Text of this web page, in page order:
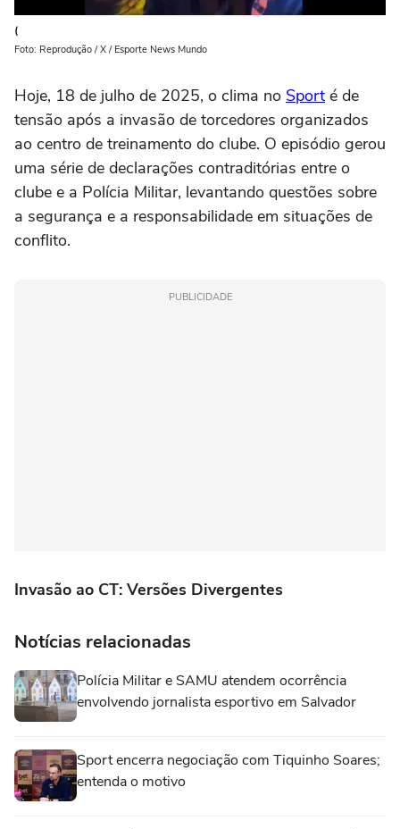
(
Foto: Reprodução / X / Esporte News Mundo
Hoje, 18 de julho de 2025, o clima no Sport é de
tensão após a invasão de torcedores organizados
ao centro de treinamento do clube. O episódio gerou
uma série de declarações contraditórias entre o
clube e a Polícia Militar, levantando questões sobre
a segurança e a responsabilidade em situações de
conflito.
PUBLICIDADE
Invasão ao CT: Versões Divergentes
Notícias relacionadas
Polícia Militar e SAMU atendem ocorrência
envolvendo jornalista esportivo em Salvador
Sport encerra negociação com Tiquinho Soares;
entenda o motivo